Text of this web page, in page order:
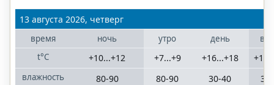
13 августа 2026, четверг
время
t°C
влажность
ночь
+10...+12
80-90
утро
+7...+9
80-90
день
+16...+18
30-40